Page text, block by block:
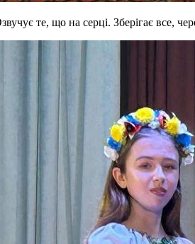
те, що на серці. Зберігає все,